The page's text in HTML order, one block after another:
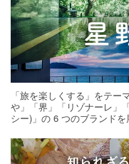
「旅を楽しくする」をテ
や」「界」「リゾナーレ」
シー)」の 6 つのブランド